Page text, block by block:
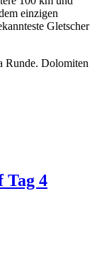
einzigen
Gletscher
Runde. Dolomiten
Tag 4